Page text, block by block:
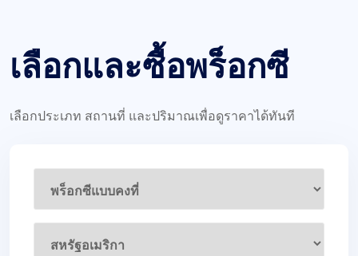
เลือกและซื้อพร็อกซี
เลือกประเภท สถานที่ และปริมาณเพื่อดูราคาได้ทันที